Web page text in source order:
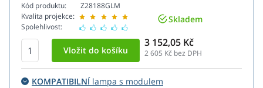
Kód produktu:
Kvalita projekce:
Spolehlivost:
Z28188GLM
Skladem
3 152,05 Kč
2 605 Kč bez DPH
KOMPATIBILNÍlampa s modulem